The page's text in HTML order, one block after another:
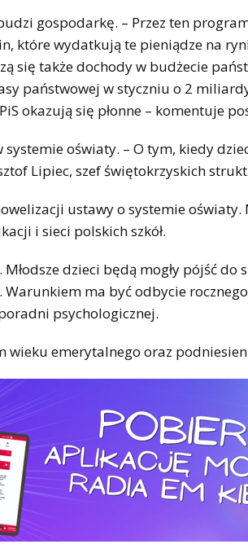
gospodarkę. – Przez ten
które wydatkują te pieniądze na
się także dochody w budżecie
państwowej w styczniu o 2
okazują się płonne – komentuje
oświaty. – O tym, kiedy
Lipiec, szef świętokrzyskich
ustawy o systemie
i sieci polskich szkół.
dzieci będą mogły pójść do
ma być odbycie
psychologicznej.
wieku emerytalnego oraz